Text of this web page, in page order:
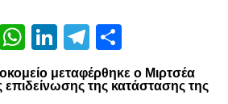
Pinterest
WhatsApp
LinkedIn
Telegram
μεταφέρθηκε ο Μιρτσέα
της κατάστασης της